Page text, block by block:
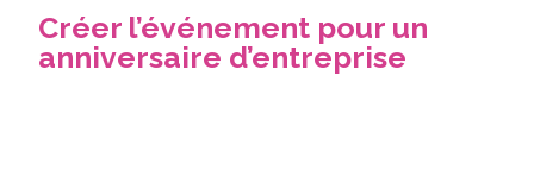
Créer l’événement pour un
anniversaire d’entreprise